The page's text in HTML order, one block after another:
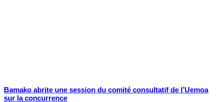
Bamako abrite une session du comité consultatif de l’Uemoa
sur la concurrence